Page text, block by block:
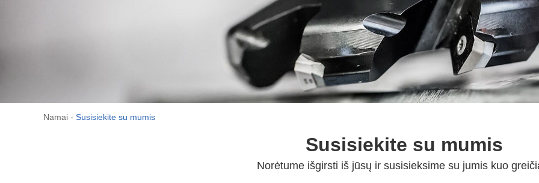
Namai - Susisiekite su mumis
Susisiekite su mumis
Norėtume išgirsti iš jūsų ir susisieksime su jumis kuo